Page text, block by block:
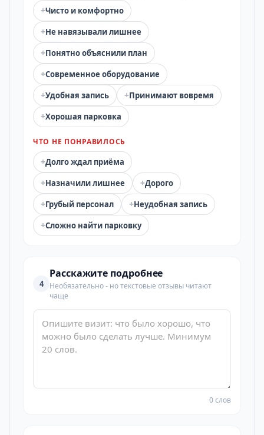
+Чисто и комфортно
+Не навязывали лишнее
+Понятно объяснили план
+Современное оборудование
+Удобная запись +Принимают вовремя
+Хорошая парковка
ЧТО НЕ ПОНРАВИЛОСЬ
+Долго ждал приёма
+Назначили лишнее +Дорого
+Грубый персонал +Неудобная запись
+Сложно найти парковку
4
Расскажите подробнее
Необязательно - но текстовые отзывы читают
чаще
0 слов